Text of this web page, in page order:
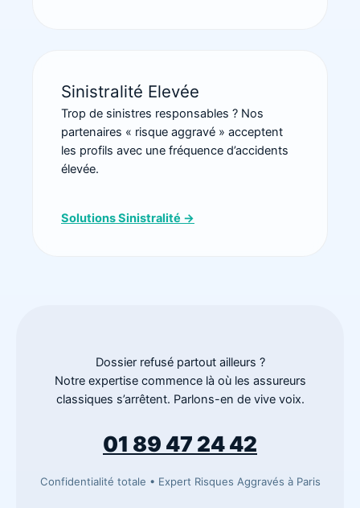
Sinistralité Elevée
Trop de sinistres responsables ? Nos
partenaires « risque aggravé » acceptent
les profils avec une fréquence d’accidents
élevée.
Solutions Sinistralité →
Dossier refusé partout ailleurs ?
Notre expertise commence là où les assureurs
classiques s’arrêtent. Parlons-en de vive voix.
01 89 47 24 42
Confidentialité totale • Expert Risques Aggravés à Paris